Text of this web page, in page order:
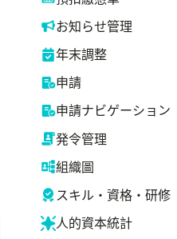
画像を表示する
お知らせ管理
年末調整
申請
申請ナビゲーション
発令管理
組織圖
スキル・資格・研修
人的資本統計